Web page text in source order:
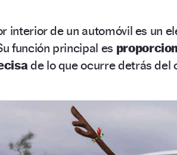
interior de un automóvil es un
función principal es
de lo que ocurre detrás del